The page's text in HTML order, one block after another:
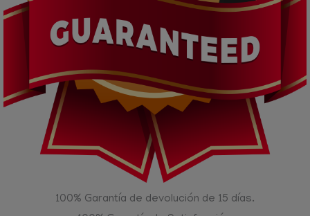
100% Garantía de devolución de 15 días.